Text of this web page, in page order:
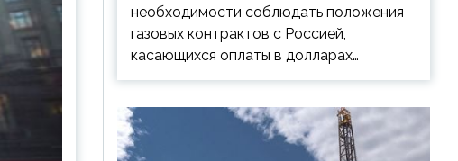
необходимости соблюдать положения
газовых контрактов с Россией,
касающихся оплаты в долларах…